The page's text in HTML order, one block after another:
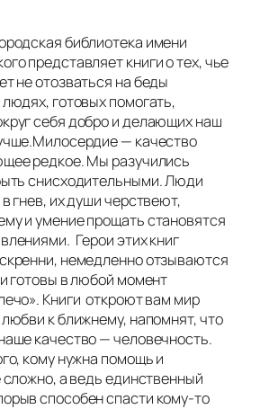
библиотека имени
представляет книги о тех, чье
не отозваться на беды
готовых помогать,
себя добро и делающих наш
— качество
редкое. Мы разучились
снисходительными. Люди
гнев, их души черствеют,
и умение прощать становятся
Герои этих книг
немедленно отзываются
готовы в любой момент
Книги откроют вам мир
к ближнему, напомнят, что
качество — человечность.
кому нужна помощь и
сложно, а ведь единственный
способен спасти кому-то